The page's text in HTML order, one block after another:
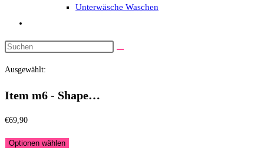
Unterwäsche Waschen
umschalten
Diese
durchsuchen
Ausgewählt:
Item m6 - Shape…
€69,90
Optionen wählen